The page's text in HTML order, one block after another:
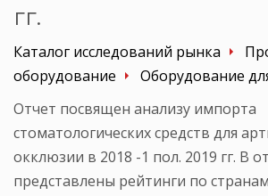
гг.
Каталог исследований рынка
оборудование
Оборудование
Отчет посвящен анализу импорта
стоматологических средств для
окклюзии в 2018 -1 пол. 2019 гг. В
представлены рейтинги по странам